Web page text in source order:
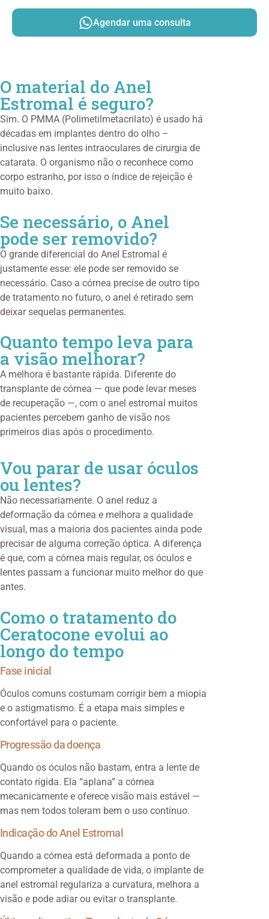
Agendar uma consulta
O material do Anel
Estromal é seguro?
Sim. O PMMA (Polimetilmetacrilato) é usado há
décadas em implantes dentro do olho –
inclusive nas lentes intraoculares de cirurgia de
catarata. O organismo não o reconhece como
corpo estranho, por isso o índice de rejeição é
muito baixo.
Se necessário, o Anel
pode ser removido?
O grande diferencial do Anel Estromal é
justamente esse: ele pode ser removido se
necessário. Caso a córnea precise de outro tipo
de tratamento no futuro, o anel é retirado sem
deixar sequelas permanentes.
Quanto tempo leva para
a visão melhorar?
A melhora é bastante rápida. Diferente do
transplante de córnea — que pode levar meses
de recuperação —, com o anel estromal muitos
pacientes percebem ganho de visão nos
primeiros dias após o procedimento.
Vou parar de usar óculos
ou lentes?
Não necessariamente. O anel reduz a
deformação da córnea e melhora a qualidade
visual, mas a maioria dos pacientes ainda pode
precisar de alguma correção óptica. A diferença
é que, com a córnea mais regular, os óculos e
lentes passam a funcionar muito melhor do que
antes.
Como o tratamento do
Ceratocone evolui ao
longo do tempo
Fase inicial
Óculos comuns costumam corrigir bem a miopia
e o astigmatismo. É a etapa mais simples e
confortável para o paciente.
Progressão da doença
Quando os óculos não bastam, entra a lente de
contato rígida. Ela “aplana” a córnea
mecanicamente e oferece visão mais estável —
mas nem todos toleram bem o uso contínuo.
Indicação do Anel Estromal
Quando a córnea está deformada a ponto de
comprometer a qualidade de vida, o implante de
anel estromal regulariza a curvatura, melhora a
visão e pode adiar ou evitar o transplante.